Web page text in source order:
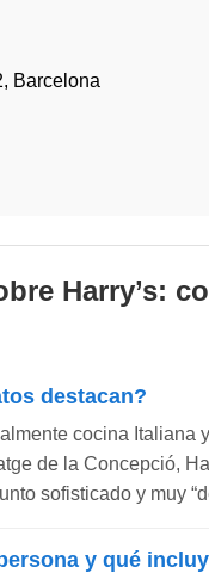
Barcelona
Harry’s:
destacan?
cocina Italiana
de la Concepció,
sofisticado y muy
y qué